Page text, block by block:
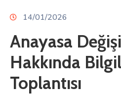
14/01/2026
Anayasa
Hakkında
Toplantısı